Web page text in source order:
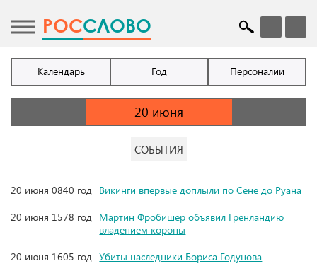
POCСЛОВО
Календарь Год Персоналии
СОБЫТИЯ
20 июня 0840 год Викинги впервые доплыли по Сене до Руана
20 июня 1578 год Мартин Фробишер объявил Гренландию
владением короны
20 июня 1605 год Убиты наследники Бориса Годунова